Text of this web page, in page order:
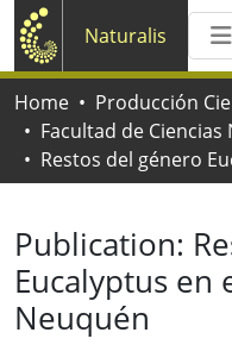
Naturalis
Home
Producción
Publication:
Eucalyptus en
Neuquén